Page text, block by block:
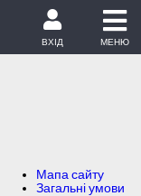
МЕНЮ
ВХІД
Мапа сайту
Загальні умови